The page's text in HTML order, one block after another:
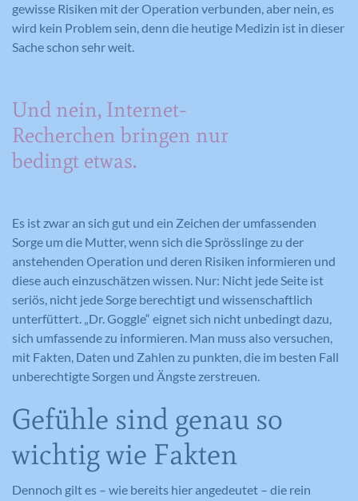
gewisse Risiken mit der Operation verbunden, aber nein, es
wird kein Problem sein, denn die heutige Medizin ist in dieser
Sache schon sehr weit.
Und nein, Internet-
Recherchen bringen nur
bedingt etwas.
Es ist zwar an sich gut und ein Zeichen der umfassenden
Sorge um die Mutter, wenn sich die Sprösslinge zu der
anstehenden Operation und deren Risiken informieren und
diese auch einzuschätzen wissen. Nur: Nicht jede Seite ist
seriös, nicht jede Sorge berechtigt und wissenschaftlich
unterfüttert. „Dr. Goggle“ eignet sich nicht unbedingt dazu,
sich umfassende zu informieren. Man muss also versuchen,
mit Fakten, Daten und Zahlen zu punkten, die im besten Fall
unberechtigte Sorgen und Ängste zerstreuen.
Gefühle sind genau so
wichtig wie Fakten
Dennoch gilt es – wie bereits hier angedeutet – die rein